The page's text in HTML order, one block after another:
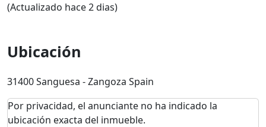
(Actualizado hace 2 dias)
Ubicación
31400 Sanguesa - Zangoza Spain
Por privacidad, el anunciante no ha indicado la
ubicación exacta del inmueble.